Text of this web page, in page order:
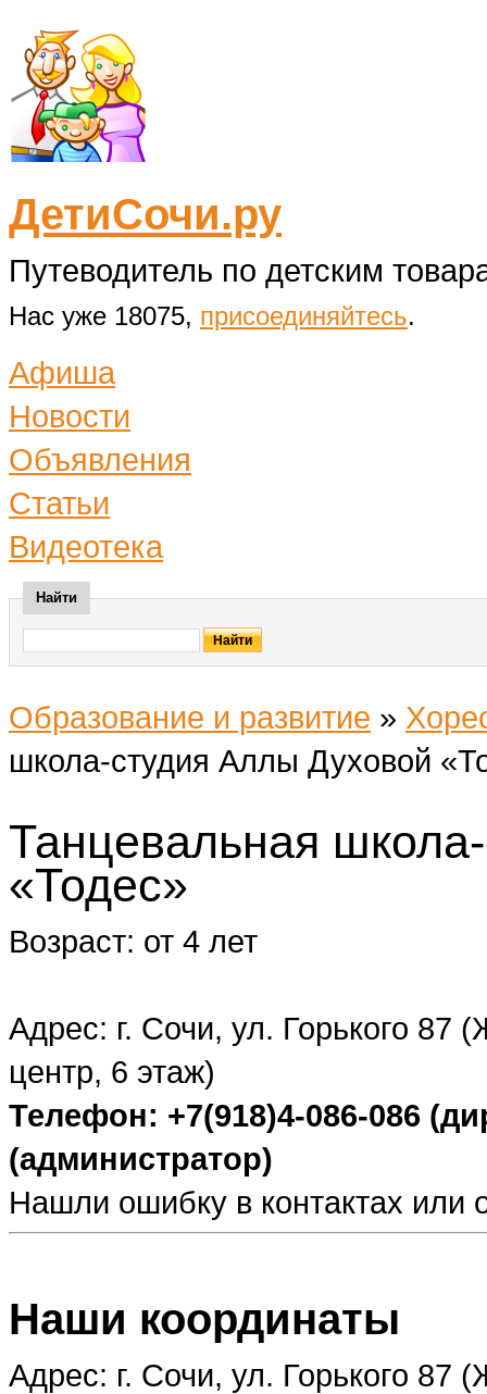
ДетиСочи.ру
Путеводитель по детским
Нас уже 18075, присоединяйтесь.
Афиша
Новости
Объявления
Статьи
Видеотека
Найти
Образование и развитие »
школа-студия Аллы Духовой
Танцевальная
«Тодес»
Возраст: от 4 лет
Адрес: г. Сочи, ул. Горького 87
центр, 6 этаж)
Телефон: +7(918)4-086-086
(администратор)
Нашли ошибку в контактах
Наши координаты
Адрес: г. Сочи, ул. Горького 87